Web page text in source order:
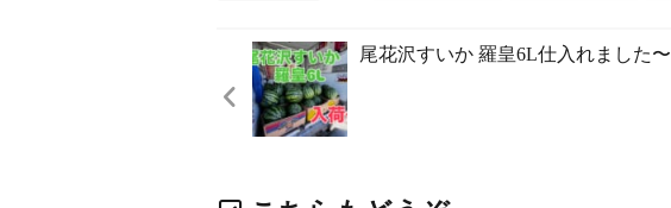
尾花沢すいか 羅皇6L仕入れました〜